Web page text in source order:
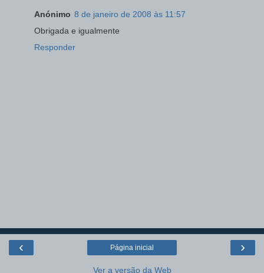
Anónimo 8 de janeiro de 2008 às 11:57
Obrigada e igualmente
Responder
‹ ›
Página inicial
Ver a versão da Web